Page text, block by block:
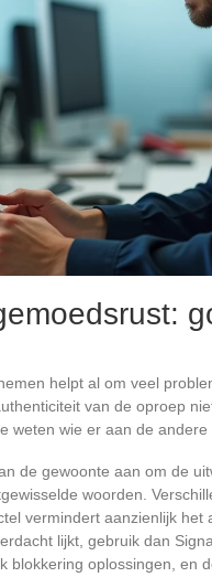
helpt al om veel
van de oproep
weten wie er aan de andere
de gewoonte aan om de
woorden.
vermindert aanzienlijk
lijkt, gebruik dan
blokkering oplossingen, en